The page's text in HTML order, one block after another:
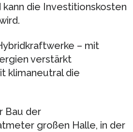
die Investitionskosten
– mit
verstärkt
klimaneutral die
Bau der
großen Halle, in der